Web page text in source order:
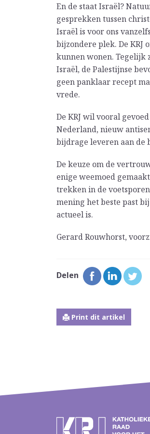
En de staat Israël?
gesprekken tussen
Israël is voor ons
bijzondere plek. De
kunnen wonen. Tegelijk
Israël, de Palestijnse
geen panklaar recept
vrede.
De KRJ wil vooral
Nederland, nieuw
bijdrage leveren aan de
De keuze om de
enige weemoed
trekken in de
mening het beste past
actueel is.
Gerard Rouwhorst,
Delen
Print dit artikel